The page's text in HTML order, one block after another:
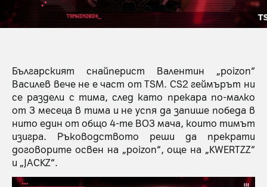
Българският снайперист Валентин „poizon“
Василев вече не е част от TSM. CS2 геймърът ни
се раздели с тима, след като прекара по-малко
от 3 месеца в тима и не успя да запише победа в
нито един от общо 4-те BO3 мача, които тимът
изигра. Ръководството реши да прекрати
договорите освен на „poizon“, още на „KWERTZZ“
и „JACKZ“.